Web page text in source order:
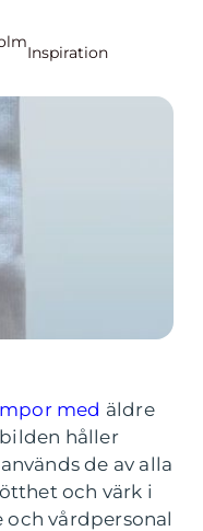
Inspiration
med äldre
håller
de av alla
och värk i
vårdpersonal